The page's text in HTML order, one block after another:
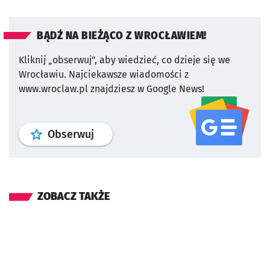
BĄDŹ NA BIEŻĄCO Z WROCŁAWIEM!
Kliknij „obserwuj”, aby wiedzieć, co dzieje się we
Wrocławiu. Najciekawsze wiadomości z
www.wroclaw.pl znajdziesz w Google News!
Obserwuj profil serwisu
ZOBACZ TAKŻE